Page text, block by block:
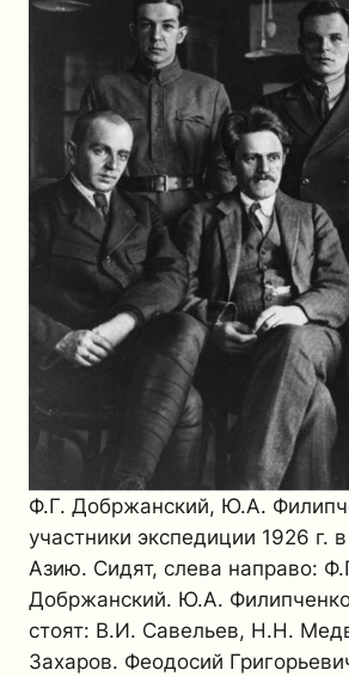
Ф.Г. Добржанский, Ю.А.
участники экспедиции 1926 г.
Азию. Сидят, слева направо:
Добржанский. Ю.А.
стоят: В.И. Савельев, Н.Н.
Захаров. Феодосий